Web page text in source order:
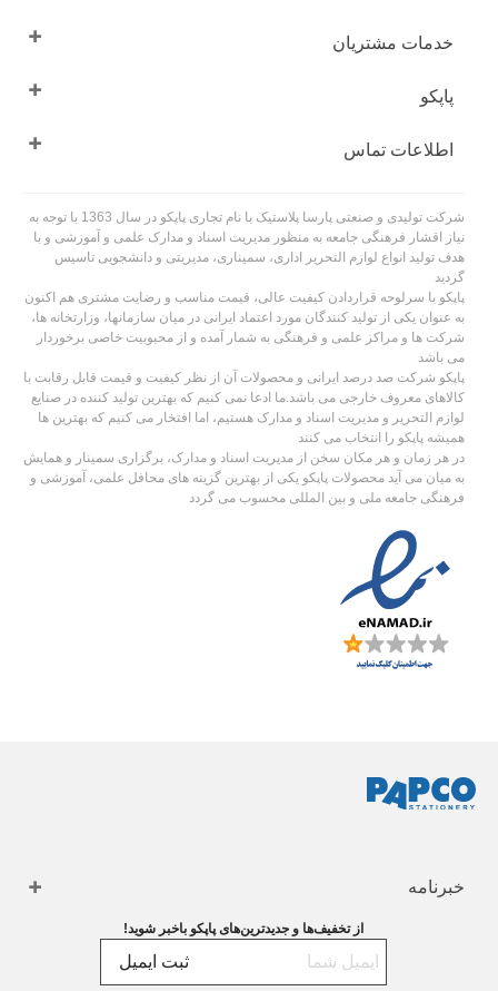
خدمات مشتریان
پاپکو
اطلاعات تماس
شرکت تولیدی و صنعتی پارسا پلاستیک با نام تجاری پاپکو در سال 1363 با توجه به
نیاز اقشار فرهنگی جامعه به منظور مدیریت اسناد و مدارک علمی و آموزشی و با
هدف تولید انواع لوازم التحریر اداری، سمیناری، مدیریتی و دانشجویی تاسیس
گردید
پاپکو با سرلوحه قراردادن کیفیت عالی، قیمت مناسب و رضایت مشتری هم اکنون
به عنوان یکی از تولید کنندگان مورد اعتماد ایرانی در میان سازمانها، وزارتخانه ها،
شرکت ها و مراکز علمی و فرهنگی به شمار آمده و از محبوبیت خاصی برخوردار
می باشد
پاپکو شرکت صد درصد ایرانی و محصولات آن از نظر کیفیت و قیمت قابل رقابت با
کالاهای معروف خارجی می باشد.ما ادعا نمی کنیم که بهترین تولید کننده در صنایع
لوازم التحریر و مدیریت اسناد و مدارک هستیم، اما افتخار می کنیم که بهترین ها
همیشه پاپکو را انتخاب می کنند
در هر زمان و هر مکان سخن از مدیریت اسناد و مدارک، برگزاری سمینار و همایش
به میان می آید محصولات پاپکو یکی از بهترین گزینه های محافل علمی، آموزشی و
فرهنگی جامعه ملی و بین المللی محسوب می گردد
خبرنامه
از تخفیف‌ها و جدیدترین‌های پاپکو باخبر شوید!
ثبت ایمیل